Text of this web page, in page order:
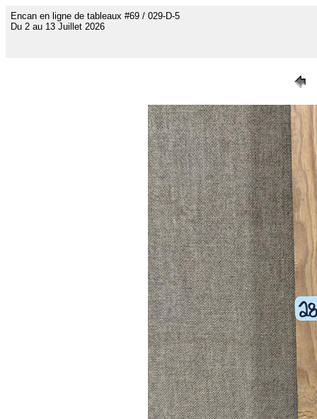
Encan en ligne de tableaux #69 / 029-D-5
Du 2 au 13 Juillet 2026